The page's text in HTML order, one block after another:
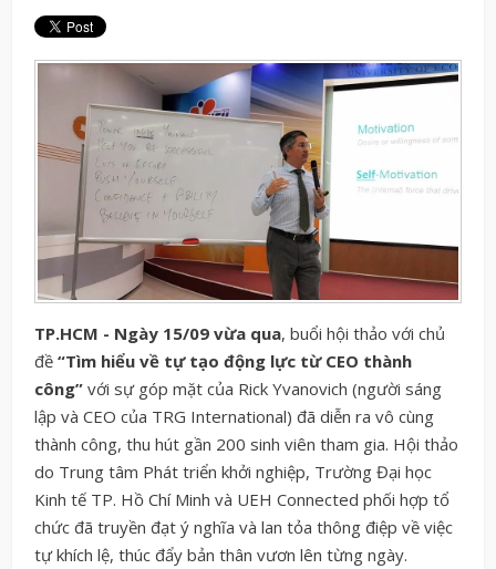
TP.HCM - Ngày 15/09 vừa qua, buổi hội thảo với chủ
đề “Tìm hiểu về tự tạo động lực từ CEO thành
công” với sự góp mặt của Rick Yvanovich (người sáng
lập và CEO của TRG International) đã diễn ra vô cùng
thành công, thu hút gần 200 sinh viên tham gia. Hội thảo
do Trung tâm Phát triển khởi nghiệp, Trường Đại học
Kinh tế TP. Hồ Chí Minh và UEH Connected phối hợp tổ
chức đã truyền đạt ý nghĩa và lan tỏa thông điệp về việc
tự khích lệ, thúc đẩy bản thân vươn lên từng ngày.